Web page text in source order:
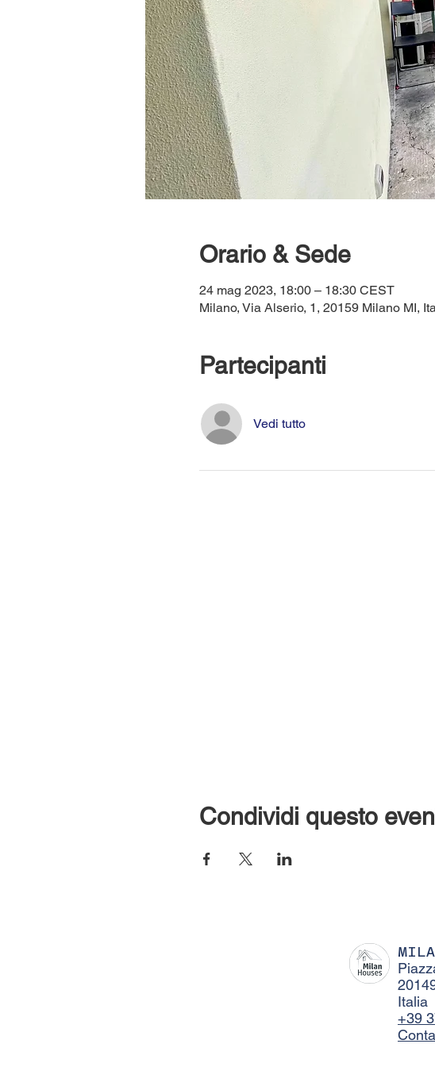
Orario & Sede
24 mag 2023, 18:00 – 18:30 CEST
Milano, Via Alserio, 1, 20159 Milano MI,
Partecipanti
Vedi tutto
Condividi questo
Italia
+39